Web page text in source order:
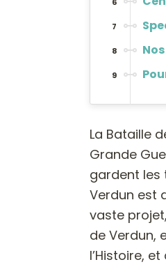
7
8
9
La Bataille
Grande
gardent les
Verdun est
vaste
de Verdun,
l’Histoire,